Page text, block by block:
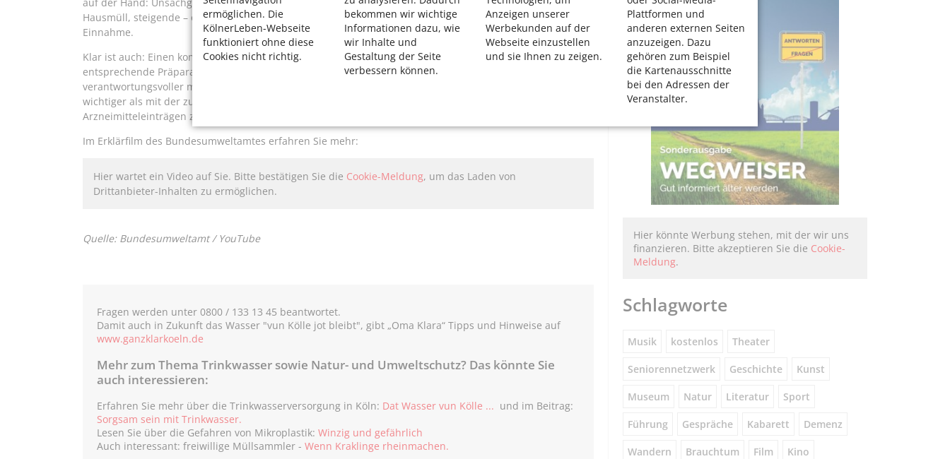
ermöglichen. Die
KölnerLeben-Webseite
funktioniert ohne diese
Cookies nicht richtig.
bekommen wir wichtige
Informationen dazu, wie
wir Inhalte und
Gestaltung der Seite
verbessern können.
Anzeigen unserer
Werbekunden auf der
Webseite einzustellen
und sie Ihnen zu zeigen.
Plattformen und
anderen externen Seiten
anzuzeigen. Dazu
gehören zum Beispiel
die Kartenausschnitte
bei den Adressen der
Veranstalter.
auf der Hand: Unsachgemäße Entsorgung abgelaufener Arzneien über die Sanitäranlagen statt über den
Hausmüll, steigende – oft unnötige oder unkontrollierte – Einnahme, aber auch Ausscheidung nach
Einnahme.
Klar ist auch: Einen komplett arzneifreien Wasserkreislauf wird es nie geben, weil manche Menschen auf
entsprechende Präparate angewiesen sind. Aber wenn alle Beteiligten da, wo es ihnen möglich ist,
verantwortungsvoller mit Medikamenten umgingen, wäre das Problem deutlich verringert. Dies wird umso
wichtiger als mit der zunehmend älter werdenden Bevölkerung ohnehin mit steigenden
Arzneimitteleinträgen zu rechnen ist.
Im Erklärfilm des Bundesumweltamtes erfahren Sie mehr:
Hier wartet ein Video auf Sie. Bitte bestätigen Sie die Cookie-Meldung, um das Laden von
Drittanbieter-Inhalten zu ermöglichen.
Quelle: Bundesumweltamt / YouTube
Fragen werden unter 0800 / 133 13 45 beantwortet.
Damit auch in Zukunft das Wasser "vun Kölle jot bleibt", gibt „Oma Klara“ Tipps und Hinweise auf
www.ganzklarkoeln.de
Mehr zum Thema Trinkwasser sowie Natur- und Umweltschutz? Das könnte Sie
auch interessieren:
Erfahren Sie mehr über die Trinkwasserversorgung in Köln: Dat Wasser vun Kölle ... und im Beitrag:
Sorgsam sein mit Trinkwasser.
Lesen Sie über die Gefahren von Mikroplastik: Winzig und gefährlich
Auch interessant: freiwillige Müllsammler - Wenn Kraklinge rheinmachen.
Hier könnte Werbung stehen, mit der wir uns
finanzieren. Bitte akzeptieren Sie die Cookie-
Meldung.
Schlagworte
Musik kostenlos Theater
Seniorennetzwerk Geschichte Kunst
Museum Natur Literatur Sport
Führung Gespräche Kabarett Demenz
Wandern Brauchtum Film Kino